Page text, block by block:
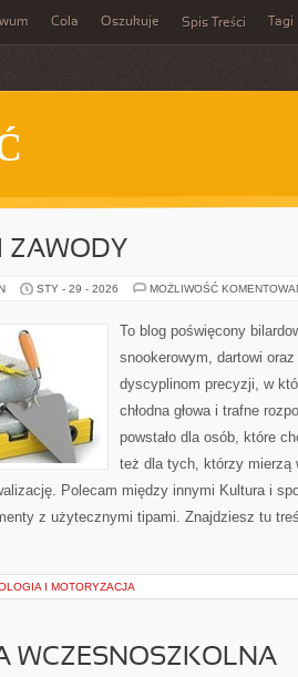
Cola Oszukuje Spis Treści Tagi
I ZAWODY
STY - 29 - 2026 MOŻLIWOŚĆ
To blog poświęcony
snookerowym, dartowi
dyscyplinom precyzji, w
chłodna głowa i trafne
powstało dla osób, które
też dla tych, którzy mierzą
Polecam między innymi Kultura i
z użytecznymi tipami. Znajdziesz tu
I MOTORYZACJA
WCZESNOSZKOLNA